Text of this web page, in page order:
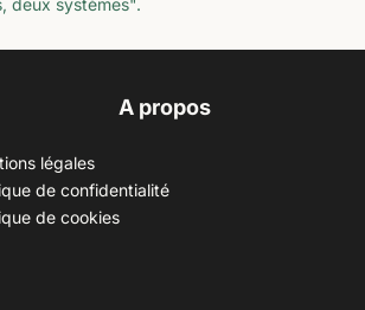
A propos
légales
de confidentialité
de cookies